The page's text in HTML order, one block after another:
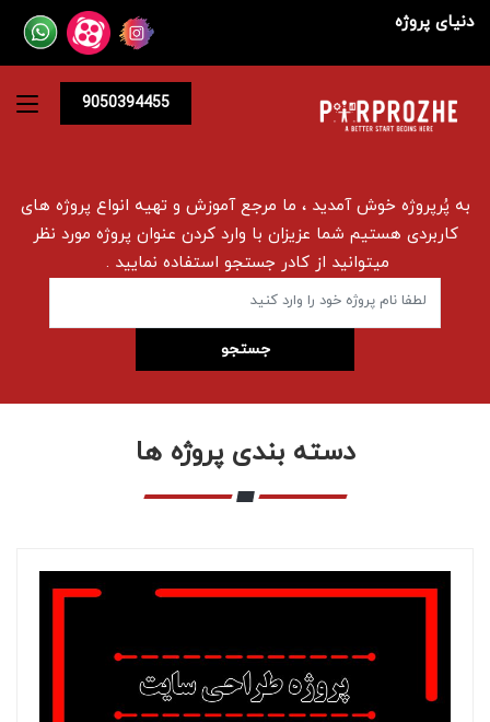
دنیای پروژه
9050394455
به پُرپروژه خوش آمدید ، ما مرجع آموزش و تهیه انواع پروژه های
کاربردی هستیم شما عزیزان با وارد کردن عنوان پروژه مورد نظر
میتوانید از کادر جستجو استفاده نمایید .
دسته بندی پروژه ها